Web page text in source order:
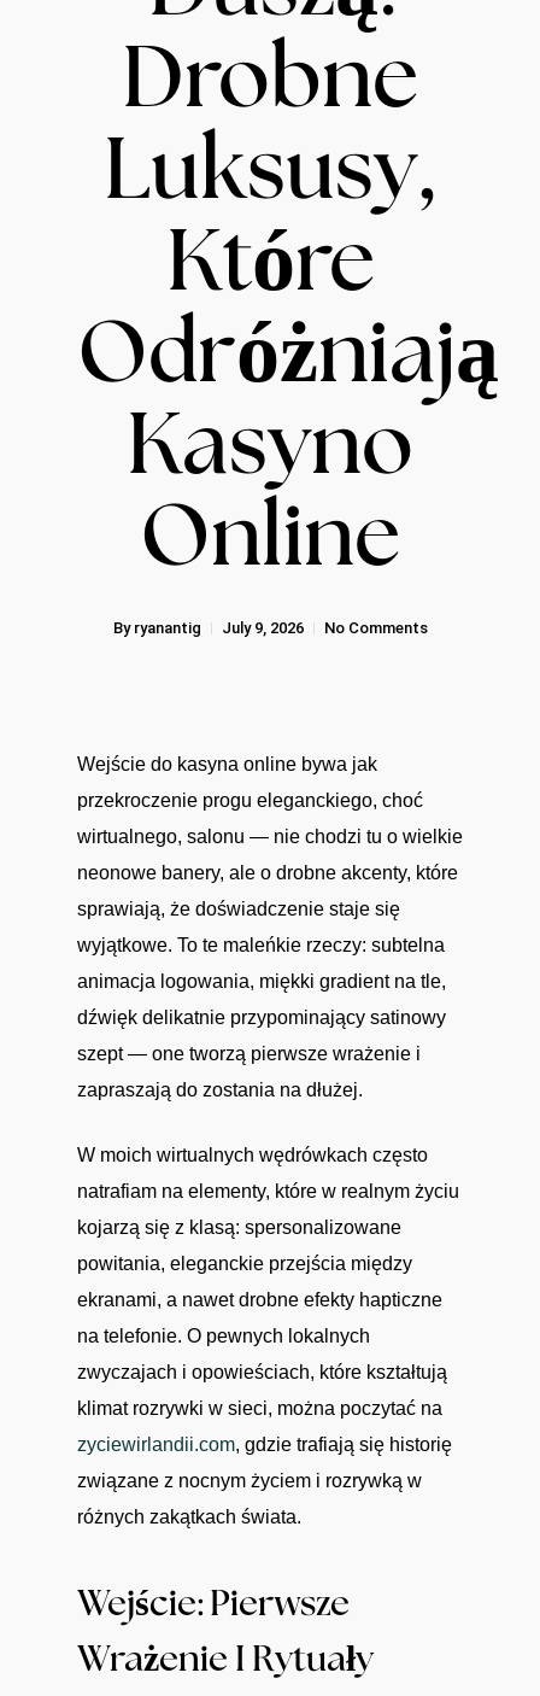
Drobne
Luksusy,
Które
Odróżniają
Kasyno
Online
By ryanantig July 9, 2026 No Comments
Wejście do kasyna online bywa jak
przekroczenie progu eleganckiego, choć
wirtualnego, salonu — nie chodzi tu o wielkie
neonowe banery, ale o drobne akcenty, które
sprawiają, że doświadczenie staje się
wyjątkowe. To te maleńkie rzeczy: subtelna
animacja logowania, miękki gradient na tle,
dźwięk delikatnie przypominający satinowy
szept — one tworzą pierwsze wrażenie i
zapraszają do zostania na dłużej.
W moich wirtualnych wędrówkach często
natrafiam na elementy, które w realnym życiu
kojarzą się z klasą: spersonalizowane
powitania, eleganckie przejścia między
ekranami, a nawet drobne efekty hapticzne
na telefonie. O pewnych lokalnych
zwyczajach i opowieściach, które kształtują
klimat rozrywki w sieci, można poczytać na
zyciewirlandii.com, gdzie trafiają się historię
związane z nocnym życiem i rozrywką w
różnych zakątkach świata.
Wejście: Pierwsze
Wrażenie I Rytuały